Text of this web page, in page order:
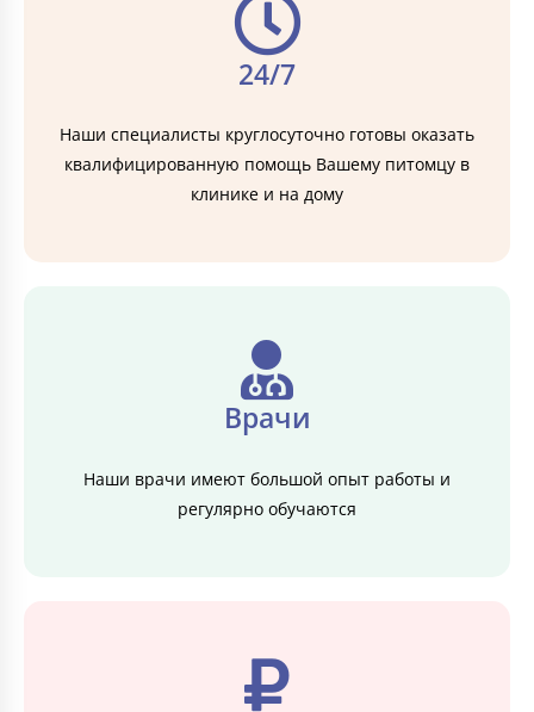
24/7
Наши специалисты круглосуточно готовы оказать
квалифицированную помощь Вашему питомцу в
клинике и на дому
Врачи
Наши врачи имеют большой опыт работы и
регулярно обучаются